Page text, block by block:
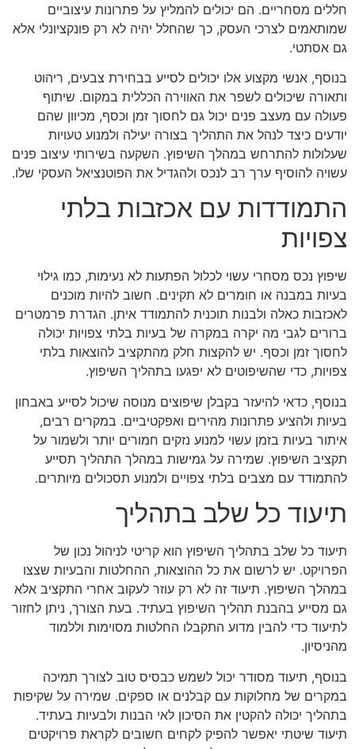
חללים מסחריים. הם יכולים להמליץ על פתרונות עיצוביים
שמותאמים לצרכי העסק, כך שהחלל יהיה לא רק פונקציונלי אלא
גם אסתטי.
בנוסף, אנשי מקצוע אלו יכולים לסייע בבחירת צבעים, ריהוט
ותאורה שיכולים לשפר את האווירה הכללית במקום. שיתוף
פעולה עם מעצב פנים יכול גם לחסוך זמן וכסף, מכיוון שהם
יודעים כיצד לנהל את התהליך בצורה יעילה ולמנוע טעויות
שעלולות להתרחש במהלך השיפוץ. השקעה בשירותי עיצוב פנים
עשויה להוסיף ערך רב לנכס ולהגדיל את הפוטנציאל העסקי שלו.
התמודדות עם אכזבות בלתי
צפויות
שיפוץ נכס מסחרי עשוי לכלול הפתעות לא נעימות, כמו גילוי
בעיות במבנה או חומרים לא תקינים. חשוב להיות מוכנים
לאכזבות כאלה ולבנות תוכנית להתמודד איתן. הגדרת פרמטרים
ברורים לגבי מה יקרה במקרה של בעיות בלתי צפויות יכולה
לחסוך זמן וכסף. יש להקצות חלק מהתקציב להוצאות בלתי
צפויות, כדי שהשיפוטים לא יפגעו בתהליך השיפוץ.
בנוסף, כדאי להיעזר בקבלן שיפוצים מנוסה שיכול לסייע באבחון
בעיות ולהציע פתרונות מהירים ואפקטיביים. במקרים רבים,
איתור בעיות בזמן עשוי למנוע נזקים חמורים יותר ולשמור על
תקציב השיפוץ. שמירה על גמישות במהלך התהליך תסייע
להתמודד עם מצבים בלתי צפויים ולמנוע תסכולים מיותרים.
תיעוד כל שלב בתהליך
תיעוד כל שלב בתהליך השיפוץ הוא קריטי לניהול נכון של
הפרויקט. יש לרשום את כל ההוצאות, ההחלטות והבעיות שצצו
במהלך השיפוץ. תיעוד זה לא רק עוזר לעקוב אחרי התקציב אלא
גם מסייע בהבנת תהליך השיפוץ בעתיד. בעת הצורך, ניתן לחזור
לתיעוד כדי להבין מדוע התקבלו החלטות מסוימות וללמוד
מהניסיון.
בנוסף, תיעוד מסודר יכול לשמש כבסיס טוב לצורך תמיכה
במקרים של מחלוקות עם קבלנים או ספקים. שמירה על שקיפות
בתהליך יכולה להקטין את הסיכון לאי הבנות ולבעיות בעתיד.
תיעוד שיטתי יאפשר להפיק לקחים חשובים לקראת פרויקטים